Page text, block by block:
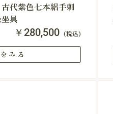
古代紫色七本絽手刺
具
￥280,500 (税込)
みる